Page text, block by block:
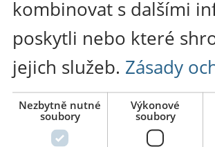
kombinovat s dalšími
poskytli nebo které
jejich služeb. Zásady
Nezbytně nutné
soubory
Výkonové
soubory